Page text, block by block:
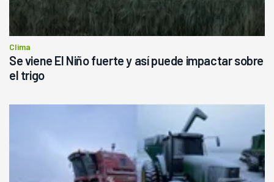
Clima
Se viene El Niño fuerte y así puede impactar sobre
el trigo